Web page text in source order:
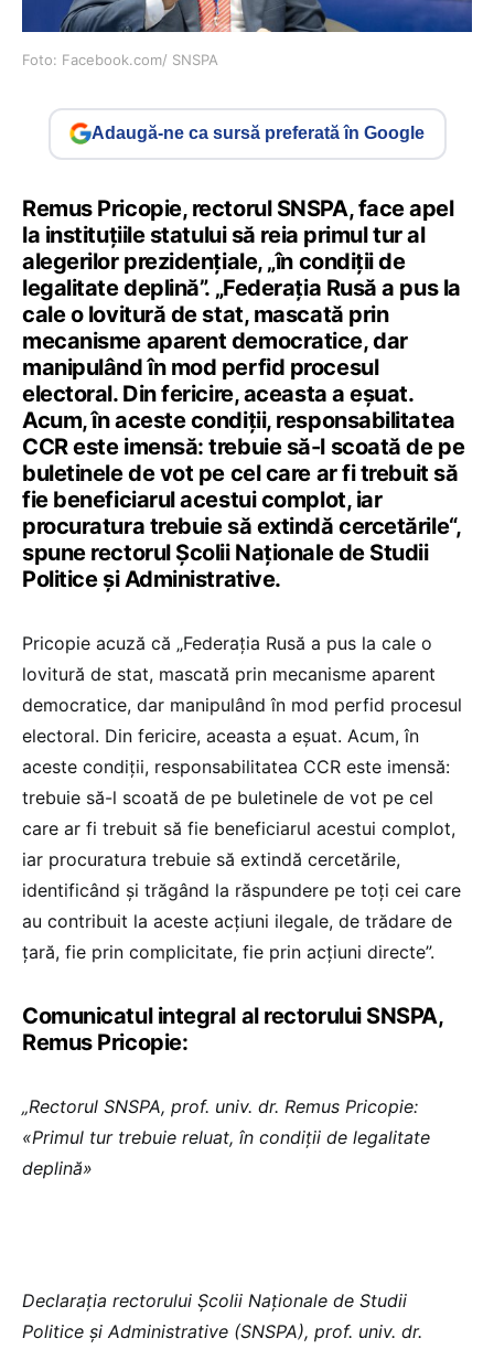
Foto: Facebook.com/ SNSPA
Adaugă-ne ca sursă preferată în Google
Remus Pricopie, rectorul SNSPA, face apel
la instituțiile statului să reia primul tur al
alegerilor prezidențiale, „în condiții de
legalitate deplină”. „Federația Rusă a pus la
cale o lovitură de stat, mascată prin
mecanisme aparent democratice, dar
manipulând în mod perfid procesul
electoral. Din fericire, aceasta a eșuat.
Acum, în aceste condiții, responsabilitatea
CCR este imensă: trebuie să-l scoată de pe
buletinele de vot pe cel care ar fi trebuit să
fie beneficiarul acestui complot, iar
procuratura trebuie să extindă cercetările“,
spune rectorul Școlii Naționale de Studii
Politice și Administrative.
Pricopie acuză că „Federația Rusă a pus la cale o
lovitură de stat, mascată prin mecanisme aparent
democratice, dar manipulând în mod perfid procesul
electoral. Din fericire, aceasta a eșuat. Acum, în
aceste condiții, responsabilitatea CCR este imensă:
trebuie să-l scoată de pe buletinele de vot pe cel
care ar fi trebuit să fie beneficiarul acestui complot,
iar procuratura trebuie să extindă cercetările,
identificând și trăgând la răspundere pe toți cei care
au contribuit la aceste acțiuni ilegale, de trădare de
ţară, fie prin complicitate, fie prin acțiuni directe”.
Comunicatul integral al rectorului SNSPA,
Remus Pricopie:
„Rectorul SNSPA, prof. univ. dr. Remus Pricopie:
«Primul tur trebuie reluat, în condiții de legalitate
deplină»
Declarația rectorului Școlii Naționale de Studii
Politice și Administrative (SNSPA), prof. univ. dr.